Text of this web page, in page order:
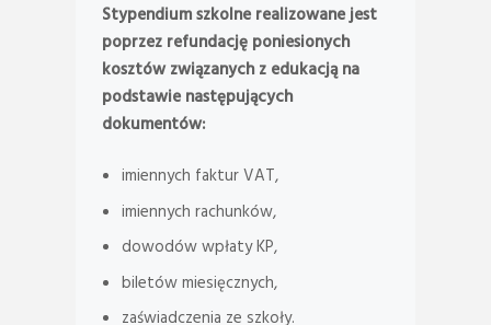
Stypendium szkolne realizowane jest
poprzez refundację poniesionych
kosztów związanych z edukacją na
podstawie następujących
dokumentów:
imiennych faktur VAT,
imiennych rachunków,
dowodów wpłaty KP,
biletów miesięcznych,
zaświadczenia ze szkoły.